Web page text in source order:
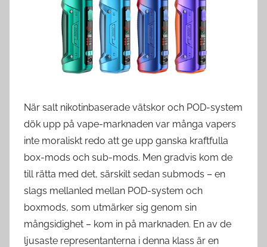
e
När salt nikotinbaserade vätskor och POD-system
dök upp på vape-marknaden var många vapers
inte moraliskt redo att ge upp ganska kraftfulla
box-mods och sub-mods. Men gradvis kom de
till rätta med det, särskilt sedan submods – en
slags mellanled mellan POD-system och
boxmods, som utmärker sig genom sin
mångsidighet – kom in på marknaden. En av de
ljusaste representanterna i denna klass är en